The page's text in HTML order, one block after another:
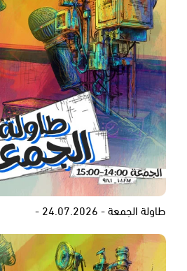
طاولة الجمعة - 24.07.2026 -